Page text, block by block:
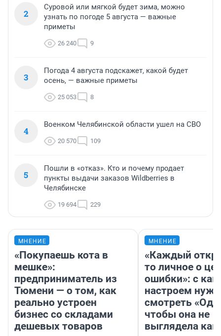
2
Суровой или мягкой будет зима, можно
узнать по погоде 5 августа — важные
приметы
26 240 9
3
Погода 4 августа подскажет, какой будет
осень, — важные приметы
25 053 8
4
Военком Челябинской области ушел на СВО
20 570 109
5
Пошли в «отказ». Кто и почему продает
пункты выдачи заказов Wildberries в
Челябинске
19 694 229
МНЕНИЕ
«Покупаешь кота в
мешке»:
предприниматель из
Тюмени — о том, как
реально устроен
бизнес со складами
дешевых товаров
МНЕНИЕ
«Каждый
то личное о
ошибки»: с
настроем
смотреть
чтобы она не
выглядела как